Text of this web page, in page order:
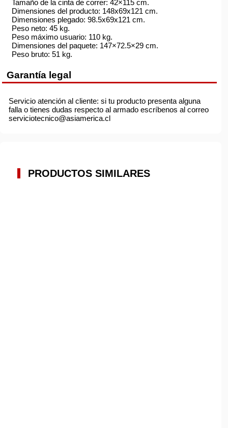
Tamaño de la cinta de correr: 42×115 cm.
Dimensiones del producto: 148x69x121 cm.
Dimensiones plegado: 98.5x69x121 cm.
Peso neto: 45 kg.
Peso máximo usuario: 110 kg.
Dimensiones del paquete: 147×72.5×29 cm.
Peso bruto: 51 kg.
Garantía legal
Servicio atención al cliente: si tu producto presenta alguna
falla o tienes dudas respecto al armado escríbenos al correo
serviciotecnico@asiamerica.cl
PRODUCTOS SIMILARES